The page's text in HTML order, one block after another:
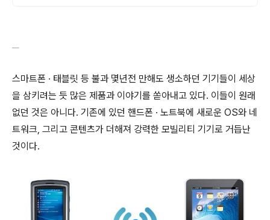
스마트폰 · 태블릿 등 불과 몇년전 만해도 생소하던 기기들이 세상
을 삼키려는 듯 많은 제품과 이야기를 쏟아내고 있다. 이들이 원래
없던 것은 아니다. 기존에 있던 핸드폰 · 노트북에 새로운 OS와 네
트워크, 그리고 콘텐츠가 더해져 강력한 모빌리티 기기로 거듭난
것이다.